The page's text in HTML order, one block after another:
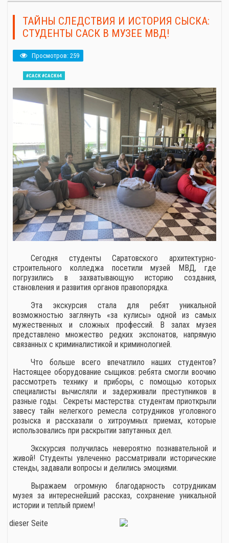
ТАЙНЫ СЛЕДСТВИЯ И ИСТОРИЯ СЫСКА:
СТУДЕНТЫ САСК В МУЗЕЕ МВД!
Просмотров: 259
#САСК #САСК64
Сегодня студенты Саратовского архитектурно-
строительного колледжа посетили музей МВД, где
погрузились в захватывающую историю создания,
становления и развития органов правопорядка.
Эта экскурсия стала для ребят уникальной
возможностью заглянуть «за кулисы» одной из самых
мужественных и сложных профессий. В залах музея
представлено множество редких экспонатов, напрямую
связанных с криминалистикой и криминологией.
Что больше всего впечатлило наших студентов?
Настоящее оборудование сыщиков: ребята смогли воочию
рассмотреть технику и приборы, с помощью которых
специалисты вычисляли и задерживали преступников в
разные годы. Секреты мастерства: студентам приоткрыли
завесу тайн нелегкого ремесла сотрудников уголовного
розыска и рассказали о хитроумных приемах, которые
использовались при раскрытии запутанных дел.
Экскурсия получилась невероятно познавательной и
живой! Студенты увлеченно рассматривали исторические
стенды, задавали вопросы и делились эмоциями.
Выражаем огромную благодарность сотрудникам
музея за интереснейший рассказ, сохранение уникальной
истории и теплый прием!